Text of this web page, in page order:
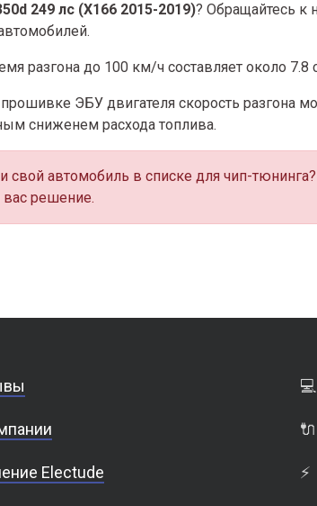
249 лс (X166 2015-2019)? Обращайтесь к
разгона до 100 км/ч составляет около 7.8
ЭБУ двигателя скорость разгона
сниженем расхода топлива.
свой автомобиль в списке для чип-
вас решение.
Electude
💻
🔌
⚡